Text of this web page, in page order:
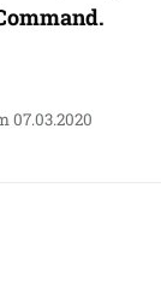
07.03.2020